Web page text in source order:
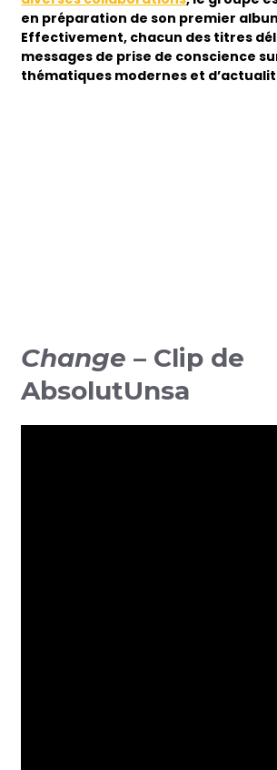
en préparation de son premier
Effectivement, chacun des titres
messages de prise de conscience
thématiques modernes et
Change – Clip de
AbsolutUnsa